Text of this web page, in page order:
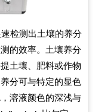
检测出土壤的养分
的效率。土壤养分
土壤、肥料或作物
分可与特定的显色
溶液颜色的深浅与